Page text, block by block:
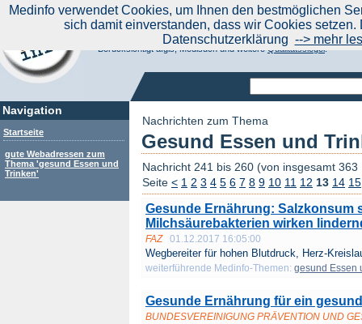
Navigation
Startseite
gute Webadressen zum
Thema 'gesund Essen und
Trinken'
Aktuelle Nachrichten|
Suchen Sie noch oder Finden Sie schon?
Medinfo.de - Meta-Portal für Gesundheitsthemen
Berücksichtigt afgis, Medisuch und weitereQualitätssiegel.
Nachrichten zum Thema
Gesund Essen und
Nachricht 241 bis 260 (von insgesamt
Seite < 1 2 3 4 5 6 7 8 9 10 11 12 13 14 15
Gesunde Ernährung: Salzkonsum
Milchsäurebakterien wirken
FAZ 01.12.2017 16:05:00
Wegbereiter für hohen Blutdruck, Herz-
weiterführende Medinfo-Themen: gesund Essen
Gesunde Ernährung für ein
BUNDESVEREINIGUNG PRÄVENTION UND
Medinfo verwendet Cookies, um Ihnen den bestmöglichen
sich damit einverstanden, dass wir Cookies
Datenschutzerklärung --> mehr